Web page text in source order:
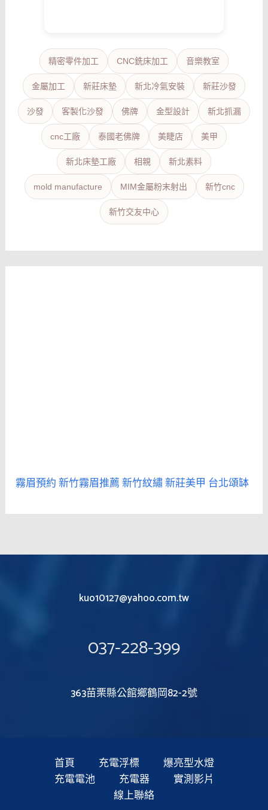
精密零件加工 CNC銑床加工 音樂教室
金屬加工 新莊床墊 新北冷氣安裝 新莊沙發
沙發 客製化沙發 佛牌 金型設計 新北抓漏
cnc工廠 泰國老佛牌 美睫店 美甲
新北床墊工廠 相親 新北素料
mold manufacture MIM金屬粉末射出 新竹cnc
新竹交友中心
霧眉預約新竹霧眉推薦新竹紋繡新莊美甲 台北頌缽
kuo10127@yahoo.com.tw
037-228-399
363苗栗縣公館鄉鶴岡82-2號
首頁 充電浮標
爆亮型水燈
充電電池
充電器
實測影片
線上聯絡